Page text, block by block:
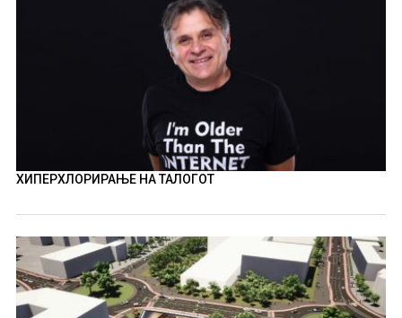
ХИПЕРХЛОРИРАЊЕ НА ТАЛОГОТ